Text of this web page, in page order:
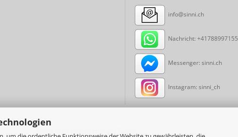
info@sinni.ch
Nachricht: +41788997155
Messenger: sinni.ch
Instagram: sinni_ch